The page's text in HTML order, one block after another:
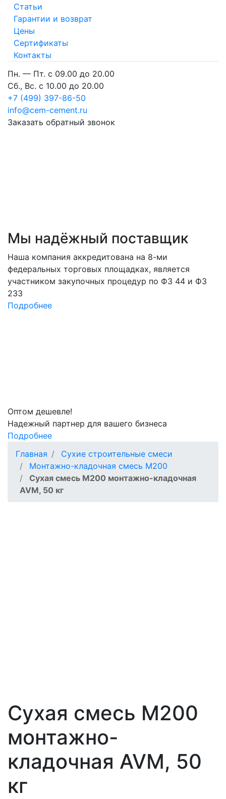
Cтатьи
Гарантии и возврат
Цены
Сертификаты
Контакты
Пн. — Пт. с 09.00 до 20.00
Сб., Вс. с 10.00 до 20.00
+7 (499) 397-86-50
info@cem-cement.ru
Заказать обратный звонок
Мы надёжный поставщик
Наша компания аккредитована на 8-ми
федеральных торговых площадках, является
участником закупочных процедур по ФЗ 44 и ФЗ
233
Подробнее
Оптом дешевле!
Надежный партнер для вашего бизнеса
Подробнее
Главная
Сухие строительные смеси
Монтажно-кладочная смесь М200
Сухая смесь М200 монтажно-кладочная
AVM, 50 кг
Сухая смесь М200
монтажно-
кладочная AVM, 50
кг